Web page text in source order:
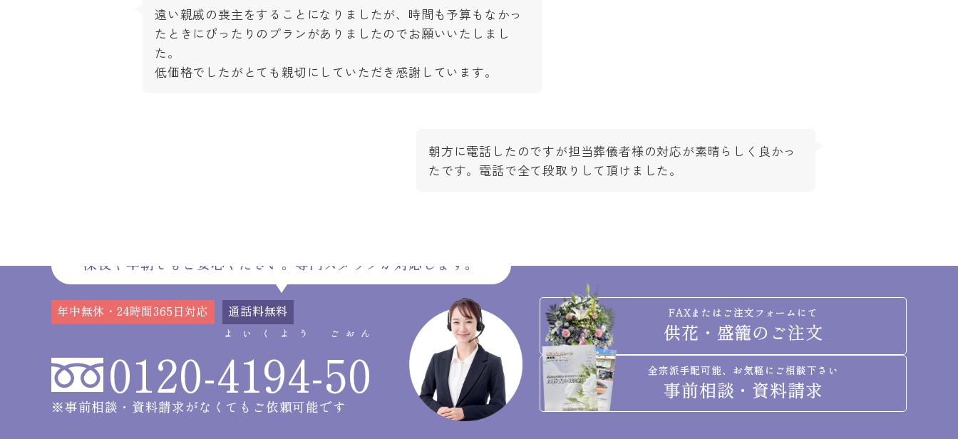
遠い親戚の喪主をすることになりましたが、時間も予算もなかっ
たときにぴったりのプランがありましたのでお願いいたしまし
た。
低価格でしたがとても親切にしていただき感謝しています。
朝方に電話したのですが担当葬儀者様の対応が素晴らしく良かっ
たです。電話で全て段取りして頂けました。
深夜や早朝でもご安心ください。専門スタッフが対応します。
年中無休・24時間365日対応 通話料無料
0120-4194
よいくよう
-50
ごおん
※事前相談・資料請求がなくてもご依頼可能です
FAXまたはご注文フォームにて
供花・盛籠のご注文
全宗派手配可能、お気軽にご相談下さい
事前相談・資料請求